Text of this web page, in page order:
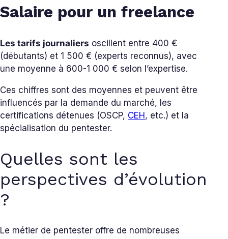
Salaire pour un freelance
Les tarifs journaliers oscillent entre 400 €
(débutants) et 1 500 € (experts reconnus), avec
une moyenne à 600-1 000 € selon l’expertise.
Ces chiffres sont des moyennes et peuvent être
influencés par la demande du marché, les
certifications détenues (OSCP, CEH, etc.) et la
spécialisation du pentester.
Quelles sont les
perspectives d’évolution
?
Le métier de pentester offre de nombreuses